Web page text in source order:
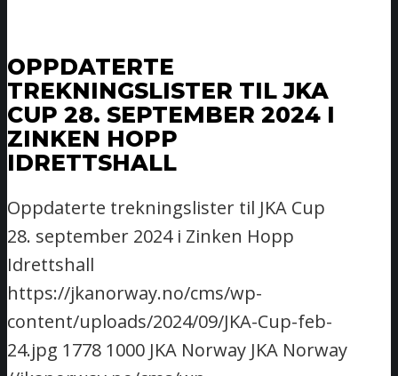
OPPDATERTE
TREKNINGSLISTER TIL JKA
CUP 28. SEPTEMBER 2024 I
ZINKEN HOPP
IDRETTSHALL
Oppdaterte trekningslister til JKA Cup
28. september 2024 i Zinken Hopp
Idrettshall
https://jkanorway.no/cms/wp-
content/uploads/2024/09/JKA-Cup-feb-
24.jpg 1778 1000 JKA Norway JKA Norway